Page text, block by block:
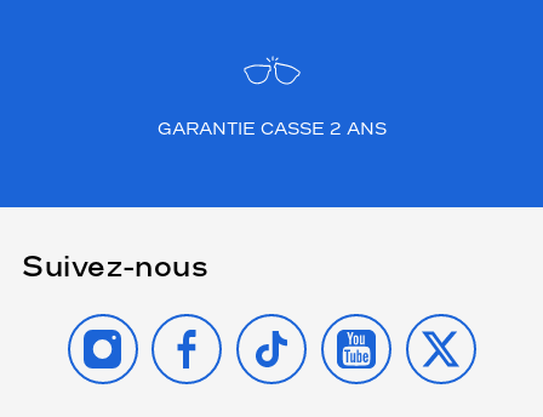
GARANTIE CASSE 2 ANS
Suivez-nous
INSTAGRAMFACEBOOK
TIKTOK YOUTUBE
X